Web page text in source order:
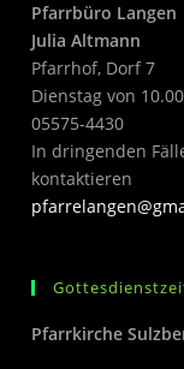
Pfarrbüro Langen
Julia Altmann
Pfarrhof, Dorf 7
Dienstag von
05575-4430
In dringenden
kontaktieren
Pfarrkirche